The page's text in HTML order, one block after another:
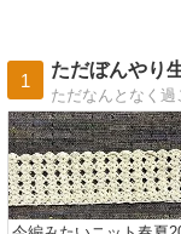
1
ただぼんやり